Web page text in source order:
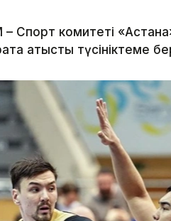
– Спорт комитеті
қатысты түсініктеме